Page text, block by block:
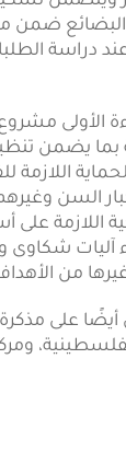
ضمن
دراسة
الأولى
بما يضمن
السن
اللازمة
آليات
من
على مذكرة